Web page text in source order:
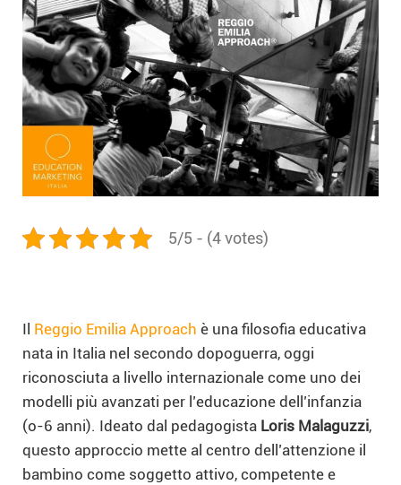
5/5 - (4 votes)
Il Reggio Emilia Approach è una filosofia educativa
nata in Italia nel secondo dopoguerra, oggi
riconosciuta a livello internazionale come uno dei
modelli più avanzati per l’educazione dell’infanzia
(o-6 anni). Ideato dal pedagogista Loris Malaguzzi,
questo approccio mette al centro dell’attenzione il
bambino come soggetto attivo, competente e